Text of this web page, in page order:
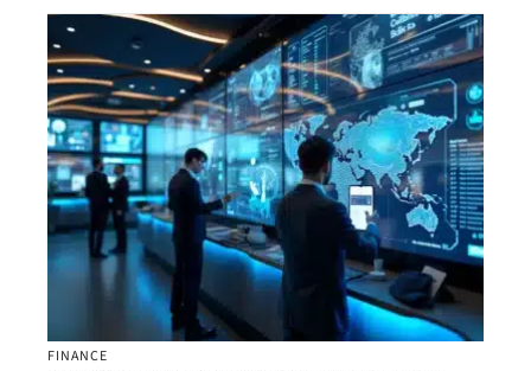
FINANCE